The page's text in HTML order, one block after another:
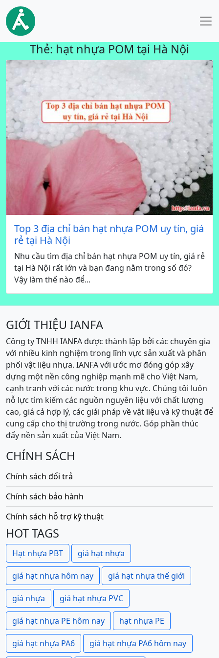
Thẻ: hạt nhựa POM tại Hà Nội
Top 3 địa chỉ bán hạt nhựa POM uy tín, giá
rẻ tại Hà Nội
Nhu cầu tìm địa chỉ bán hạt nhựa POM uy tín, giá rẻ
tại Hà Nội rất lớn và bạn đang nằm trong số đó?
Vậy làm thế nào để...
GIỚI THIỆU IANFA
Công ty TNHH IANFA được thành lập bởi các chuyên gia
với nhiều kinh nghiệm trong lĩnh vực sản xuất và phân
phối vật liệu nhựa. IANFA với ước mơ đóng góp xây
dựng một nền công nghiệp mạnh mẽ cho Việt Nam,
cạnh tranh với các nước trong khu vực. Chúng tôi luôn
nỗ lực tìm kiếm các nguồn nguyên liệu với chất lượng
cao, giá cả hợp lý, các giải pháp về vật liệu và kỹ thuật để
cung cấp cho thị trường trong nước. Góp phần thúc
đẩy nền sản xuất của Việt Nam.
CHÍNH SÁCH
Chính sách đổi trả
Chính sách bảo hành
Chính sách hỗ trợ kỹ thuật
HOT TAGS
Hạt nhựa PBT giá hạt nhựa
giá hạt nhựa hôm nay giá hạt nhựa thế giới
giá nhựa giá hạt nhựa PVC
giá hạt nhựa PE hôm nay hạt nhựa PE
giá hạt nhựa PA6 giá hạt nhựa PA6 hôm nay